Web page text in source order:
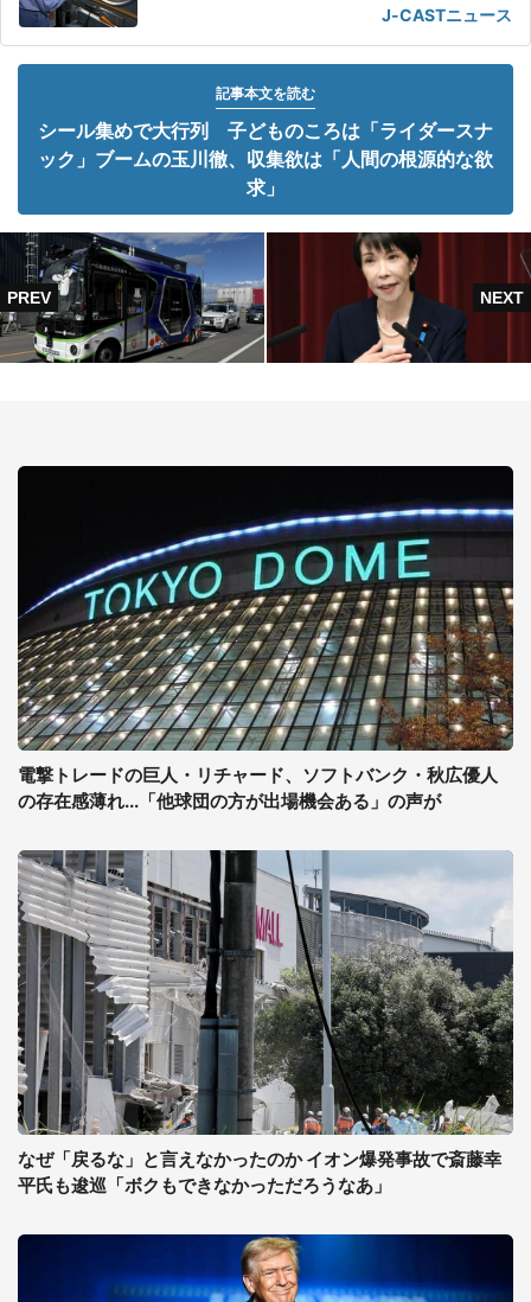
J-CASTニュース
記事本文を読む
シール集めで大行列 子どものころは「ライダースナ
ック」ブームの玉川徹、収集欲は「人間の根源的な欲
求」
電撃トレードの巨人・リチャード、ソフトバンク・秋広優人
の存在感薄れ...「他球団の方が出場機会ある」の声が
なぜ「戻るな」と言えなかったのか イオン爆発事故で斎藤幸
平氏も逡巡「ボクもできなかっただろうなあ」